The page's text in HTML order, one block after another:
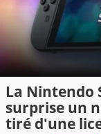
La Nintendo
surprise un
tiré d'une